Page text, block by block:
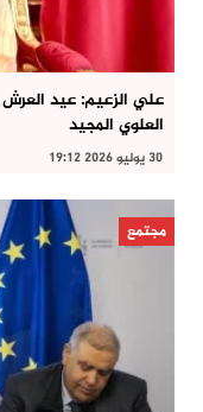
علي الزعيم: عيد العرش
العلوي المجيد
30 يوليو 2026 19:12
مجتمع